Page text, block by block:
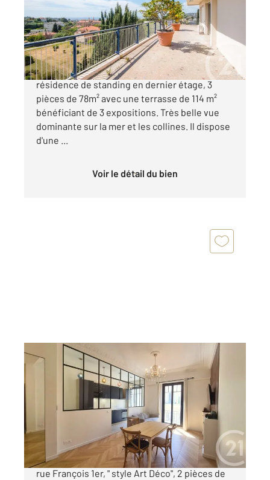
Appartement F3 à vendre
850 000 €
NICE CIMIEZ: Exceptionnel ! Situé dans une
résidence de standing en dernier étage, 3
pièces de 78m² avec une terrasse de 114 m²
bénéficiant de 3 expositions. Très belle vue
dominante sur la mer et les collines. Il dispose
d'une ...
Voir le détail du bien
NICE 06
, 2 pièces
Appartement F2 à vendre
549 000 €
NICE - CARRÉ D'OR: Superbe emplacement,
rue François 1er, " style Art Déco", 2 pièces de